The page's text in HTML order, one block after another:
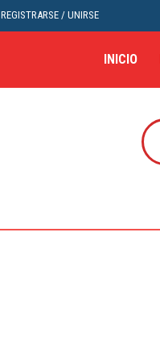
REGISTRARSE / UNIRSE
INICIO